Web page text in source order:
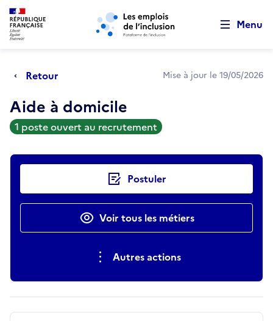
Aller au menu principal Aller au contenu principal
Menu
Retour Mise à jour le 19/05/2026
Aide à domicile
1 poste ouvert au recrutement
Actions rapides Postuler
Voir tous les métiers
Autres actions
Retour au début de la page
Panneau de gestion des cookies